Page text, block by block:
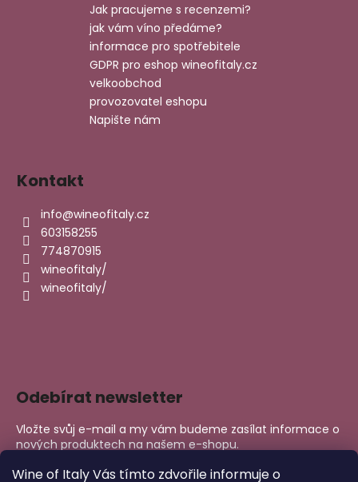
Wine of Italy Vás tímto zdvořile informuje o
Jak pracujeme s recenzemi?
jak vám víno předáme?
informace pro spotřebitele
GDPR pro eshop wineofitaly.cz
velkoobchod
provozovatel eshopu
Napište nám
Kontakt
info@wineofitaly.cz
603158255
774870915
wineofitaly/
wineofitaly/
Odebírat newsletter
Vložte svůj e-mail a my vám budeme zasílat informace o
nových produktech na našem e-shopu.
E-mail